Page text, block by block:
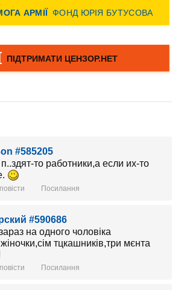
#585205
то работники,а если их-то
Посилання
#590686
на одного чоловіка
тцкашників,три мєнта
Посилання